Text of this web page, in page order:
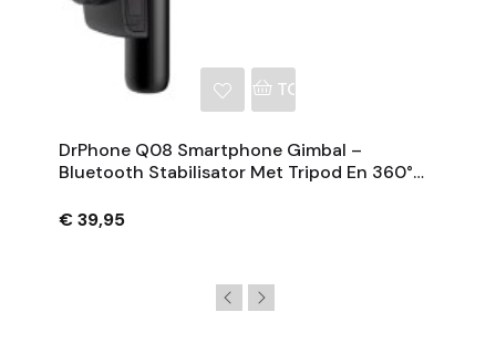
TOEVOEGEN AAN
DrPhone Q08 Smartphone Gimbal –
Bluetooth Stabilisator Met Tripod En 360°
€ 39,95